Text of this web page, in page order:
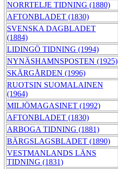
NORRTELJE TIDNING (1880)
AFTONBLADET (1830)
SVENSKA DAGBLADET
(1884)
LIDINGÖ TIDNING (1994)
NYNÄSHAMNSPOSTEN (1925)
SKÄRGÅRDEN (1996)
RUOTSIN SUOMALAINEN
(1964)
MILJÖMAGASINET (1992)
AFTONBLADET (1830)
ARBOGA TIDNING (1881)
BÄRGSLAGSBLADET (1890)
VESTMANLANDS LÄNS
TIDNING (1831)